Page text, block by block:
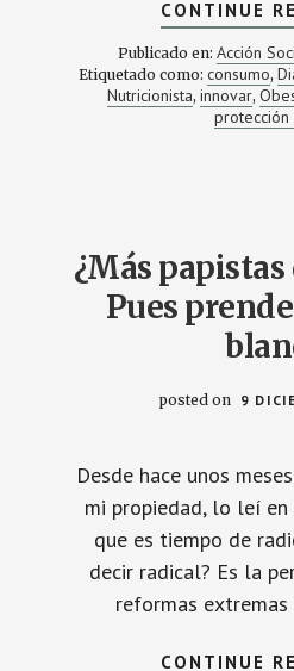
CONTINUE
Publicado en: Acción
Etiquetado como:consumo,
Nutricionista, innovar,
protección
¿Más papistas
Pues
posted on 9
Desde hace unos
mi propiedad, lo leí
que es tiempo de
decir radical? Es la
reformas
CONTINUE